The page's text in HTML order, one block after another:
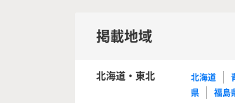
掲載地域
北海道・東北 北海道
県
福島